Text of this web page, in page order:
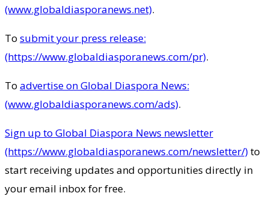
(www.globaldiasporanews.net).
To submit your press release:
(https://www.globaldiasporanews.com/pr).
To advertise on Global Diaspora News:
(www.globaldiasporanews.com/ads).
Sign up to Global Diaspora News newsletter
(https://www.globaldiasporanews.com/newsletter/)to
start receiving updates and opportunities directly in
your email inbox for free.